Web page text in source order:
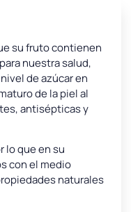
su fruto contienen
nuestra salud,
de azúcar en
de la piel al
antisépticas y
lo que en su
con el medio
naturales